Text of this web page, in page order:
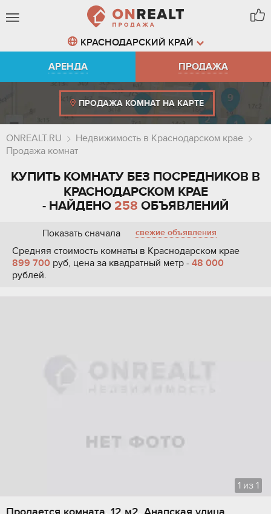
КРАСНОДАРСКИЙ КРАЙ
АРЕНДА
ПРОДАЖА
ПРОДАЖА КОМНАТ НА КАРТЕ
ONREALT.RU
Недвижимость в Краснодарском крае
Продажа комнат
КУПИТЬ КОМНАТУ БЕЗ ПОСРЕДНИКОВ В
КРАСНОДАРСКОМ КРАЕ
- НАЙДЕНО 258 ОБЪЯВЛЕНИЙ
Показать сначала свежие объявления
Средняя стоимость комнаты в Краснодарском крае
899 700 руб, цена за квадратный метр - 48 000
рублей.
1 из 1